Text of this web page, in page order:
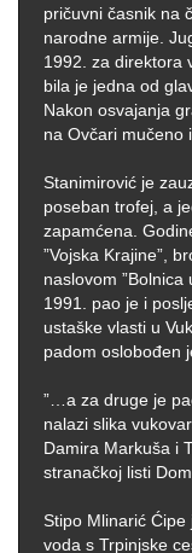
pričuvni časnik na
narodne armije.
1992. za direktora
bila je jedna od
Nakon osvajanja
na Ovčari mučeno
Stanimirović je
poseban trofej, a
zapamćena.
”Vojska Krajine”,
naslovom ”Bolnica
1991. pao je i
ustaške vlasti u
padom oslobođen
”…a za druge je
nalazi slika
Damira Markuša i
stranačkoj listi
Stipo Mlinarić
voda s Trpinjske